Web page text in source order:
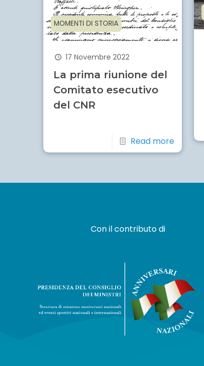
MOMENTI DI STORIA
17 Novembre 2022
La prima riunione del
Comitato esecutivo
del CNR
Read more
Con il contributo di